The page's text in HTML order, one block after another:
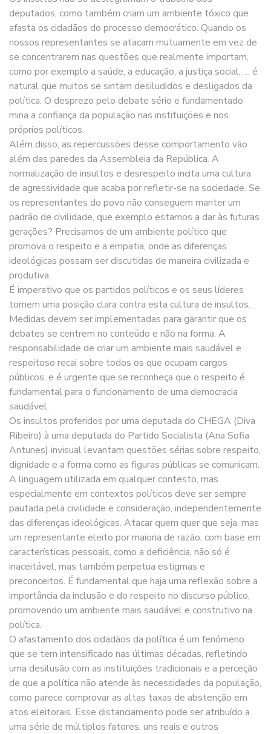
deputados, como também criam um ambiente tóxico que
afasta os cidadãos do processo democrático. Quando os
nossos representantes se atacam mutuamente em vez de
se concentrarem nas questões que realmente importam,
como por exemplo a saúde, a educação, a justiça social, … é
natural que muitos se sintam desiludidos e desligados da
política. O desprezo pelo debate sério e fundamentado
mina a confiança da população nas instituições e nos
próprios políticos.
Além disso, as repercussões desse comportamento vão
além das paredes da Assembleia da República. A
normalização de insultos e desrespeito incita uma cultura
de agressividade que acaba por refletir-se na sociedade. Se
os representantes do povo não conseguem manter um
padrão de civilidade, que exemplo estamos a dar às futuras
gerações? Precisamos de um ambiente político que
promova o respeito e a empatia, onde as diferenças
ideológicas possam ser discutidas de maneira civilizada e
produtiva.
É imperativo que os partidos políticos e os seus líderes
tomem uma posição clara contra esta cultura de insultos.
Medidas devem ser implementadas para garantir que os
debates se centrem no conteúdo e não na forma. A
responsabilidade de criar um ambiente mais saudável e
respeitoso recai sobre todos os que ocupam cargos
públicos, e é urgente que se reconheça que o respeito é
fundamental para o funcionamento de uma democracia
saudável.
Os insultos proferidos por uma deputada do CHEGA (Diva
Ribeiro) à uma deputada do Partido Socialista (Ana Sofia
Antunes) invisual levantam questões sérias sobre respeito,
dignidade e a forma como as figuras públicas se comunicam.
A linguagem utilizada em qualquer contesto, mas
especialmente em contextos políticos deve ser sempre
pautada pela civilidade e consideração, independentemente
das diferenças ideológicas. Atacar quem quer que seja, mas
um representante eleito por maioria de razão, com base em
características pessoais, como a deficiência, não só é
inaceitável, mas também perpetua estigmas e
preconceitos. É fundamental que haja uma reflexão sobre a
importância da inclusão e do respeito no discurso público,
promovendo um ambiente mais saudável e construtivo na
política.
O afastamento dos cidadãos da política é um fenómeno
que se tem intensificado nas últimas décadas, refletindo
uma desilusão com as instituições tradicionais e a perceção
de que a política não atende às necessidades da população,
como parece comprovar as altas taxas de abstenção em
atos eleitorais. Esse distanciamento pode ser atribuído a
uma série de múltiplos fatores, uns reais e outros